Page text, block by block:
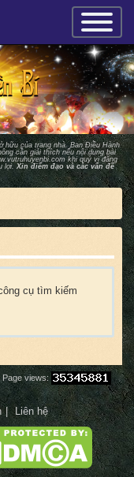
×
hữu của trang nhà. Ban Ðiều Hành
cần giải thích nếu nội dung bài
khi quý vị đăng
lợi. Xin điểm đạo và các vấn đề
cụ tìm kiếm
views:
Liên hệ